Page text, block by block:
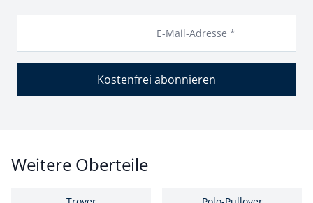
E-Mail-Adresse *
Kostenfrei abonnieren
Weitere Oberteile